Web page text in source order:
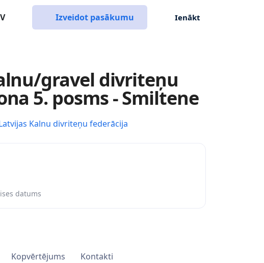
Izveidot pasākumu Ienākt
gravel divriteņu
5. posms - Smiltene
Kalnu divriteņu federācija
datums
Kopvērtējums Kontakti